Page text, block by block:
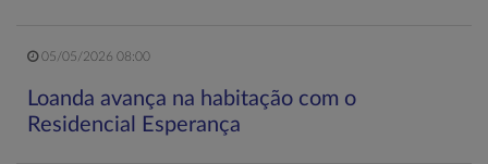
05/05/2026 08:00
Loanda avança na habitação com o
Residencial Esperança